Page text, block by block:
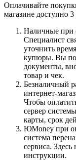
Оплачивайте
магазине доступно
Наличные при
Специалист
уточнить
купюры. Вы
документы,
товар и чек.
Безналичный
интернет-
Чтобы
сервер
карты, срок
ЮMoney при
система
сервиса.
инструкции.